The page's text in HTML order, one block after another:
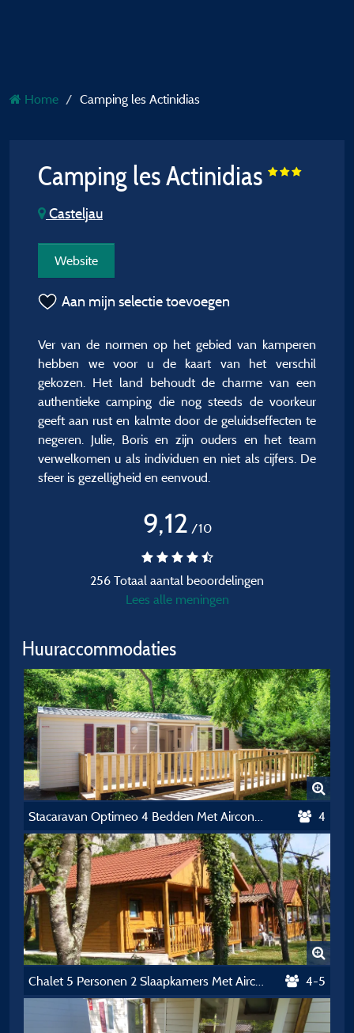
Home Camping les Actinidias
Camping les Actinidias
Casteljau
Website
Aan mijn selectie toevoegen
Ver van de normen op het gebied van kamperen
hebben we voor u de kaart van het verschil
gekozen. Het land behoudt de charme van een
authentieke camping die nog steeds de voorkeur
geeft aan rust en kalmte door de geluidseffecten te
negeren. Julie, Boris en zijn ouders en het team
verwelkomen u als individuen en niet als cijfers. De
sfeer is gezelligheid en eenvoud.
9,12 /10
256 Totaal aantal beoordelingen
Lees alle meningen
Huuraccommodaties
Stacaravan Optimeo 4 Bedden Met Airconditioning, Toegankelijk Voor Pmr Zaterdag-Zaterdag 4
Chalet 5 Personen 2 Slaapkamers Met Airconditioning Zaterdag/Zaterdag 4-5